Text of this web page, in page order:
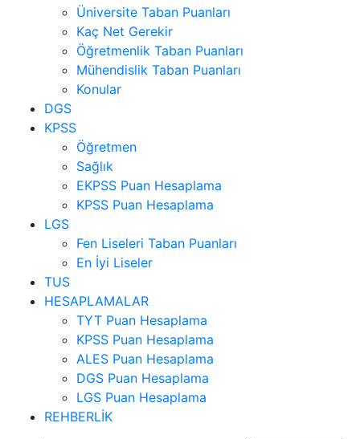
Üniversite Taban Puanları
Kaç Net Gerekir
Öğretmenlik Taban Puanları
Mühendislik Taban Puanları
Konular
DGS
KPSS
Öğretmen
Sağlık
EKPSS Puan Hesaplama
KPSS Puan Hesaplama
LGS
Fen Liseleri Taban Puanları
En İyi Liseler
TUS
HESAPLAMALAR
TYT Puan Hesaplama
KPSS Puan Hesaplama
ALES Puan Hesaplama
DGS Puan Hesaplama
LGS Puan Hesaplama
REHBERLİK